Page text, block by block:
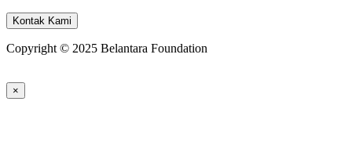
Kontak Kami
Copyright © 2025 Belantara Foundation
×